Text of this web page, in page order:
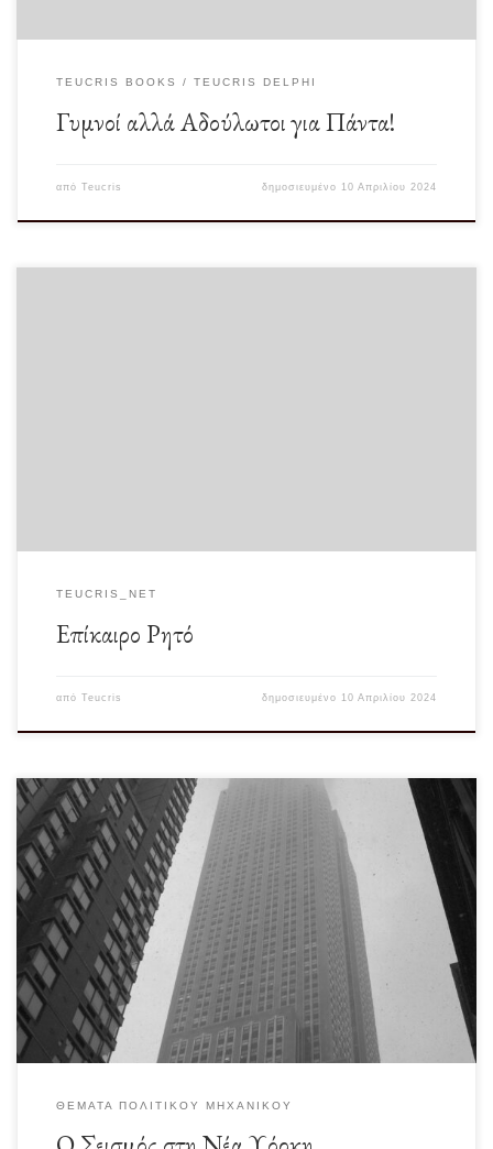
TEUCRIS BOOKS TEUCRIS DELPHI
Γυμνοί αλλά Αδούλωτοι για Πάντα!
από Teucris δημοσιευμένο 10 Απριλίου 2024
TEUCRIS_NET
Επίκαιρο Ρητό
από Teucris δημοσιευμένο 10 Απριλίου 2024
Πριν από λίγες ημέρες οι Νεοϋορκέζοι εξεπλάγησαν και ίσως και τρόμαξαν από
έναν μετρίας έντασης σεισμό. […]
ΘΈΜΑΤΑ ΠΟΛΙΤΙΚΟΎ ΜΗΧΑΝΙΚΟΎ